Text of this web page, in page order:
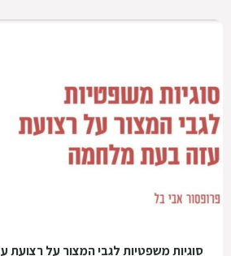
סוגיות משפטיות לגבי המצור על